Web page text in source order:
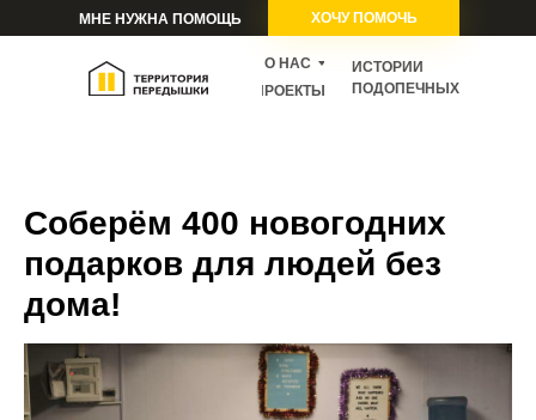
МНЕ НУЖНА ПОМОЩЬ
ИСТОРИИ
ПОДОПЕЧНЫХ
ПРОЕКТЫ
ХОЧУ ПОМОЧЬ
О НАС
Соберём 400 новогодних
подарков для людей без
дома!